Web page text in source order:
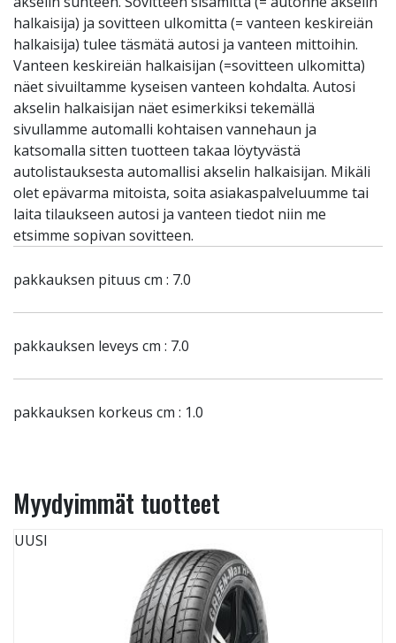
halkaisija) ja sovitteen ulkomitta (= vanteen keskireiän
halkaisija) tulee täsmätä autosi ja vanteen mittoihin.
Vanteen keskireiän halkaisijan (=sovitteen ulkomitta)
näet sivuiltamme kyseisen vanteen kohdalta. Autosi
akselin halkaisijan näet esimerkiksi tekemällä
sivullamme automalli kohtaisen vannehaun ja
katsomalla sitten tuotteen takaa löytyvästä
autolistauksesta automallisi akselin halkaisijan. Mikäli
olet epävarma mitoista, soita asiakaspalveluumme tai
laita tilaukseen autosi ja vanteen tiedot niin me
etsimme sopivan sovitteen.
pakkauksen pituus cm : 7.0
pakkauksen leveys cm : 7.0
pakkauksen korkeus cm : 1.0
Myydyimmät tuotteet
UUSI